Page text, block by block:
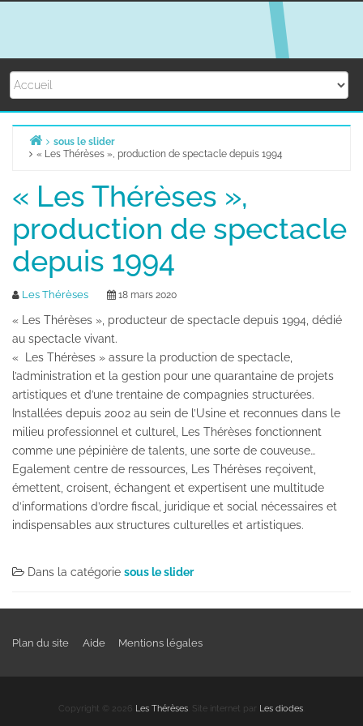
Home
sous le slider
« Les Thérèses », production de spectacle depuis 1994
« Les Thérèses »,
production de spectacle
depuis 1994
Les Thérèses 18 mars 2020
« Les Thérèses », producteur de spectacle depuis 1994, dédié
au spectacle vivant.
« Les Thérèses » assure la production de spectacle,
l’administration et la gestion pour une quarantaine de projets
artistiques et d’une trentaine de compagnies structurées.
Installées depuis 2002 au sein de l’Usine et reconnues dans le
milieu professionnel et culturel, Les Thérèses fonctionnent
comme une pépinière de talents, une sorte de couveuse…
Egalement centre de ressources, Les Thérèses reçoivent,
émettent, croisent, échangent et expertisent une multitude
d’informations d’ordre fiscal, juridique et social nécessaires et
indispensables aux structures culturelles et artistiques.
Dans la catégorie sous le slider
Plan du site Aide Mentions légales
Copyright © 2026 Les Thérèses . Site internet par Les diodes